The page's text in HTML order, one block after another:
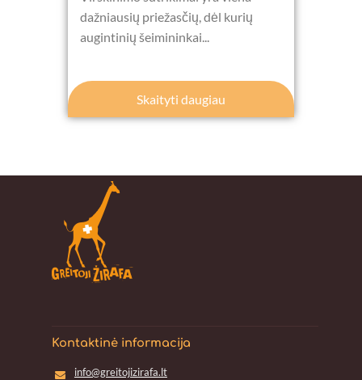
dažniausių priežasčių, dėl kurių
augintinių šeimininkai...
Skaityti daugiau
Kontaktinė informacija
info@greitojizirafa.lt